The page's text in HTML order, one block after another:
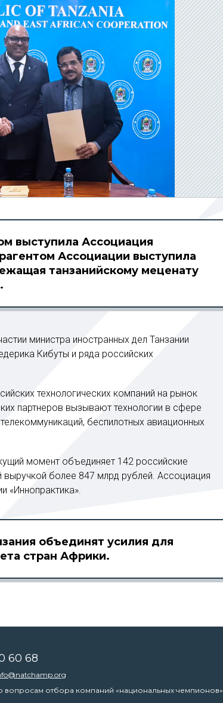
выступила Ассоциация
Ассоциации выступила
танзанийскому меценату
министра иностранных дел Танзании
Кибуты и ряда российских
технологических компаний на рынок
партнеров вызывают технологии в сфере
беспилотных авиационных
момент объединяет 142 российские
более 847 млрд рублей. Ассоциация
«Иннопрактика».
объединят усилия для
стран Африки.
60 68
вопросам отбора компаний «национальных чемпионов»